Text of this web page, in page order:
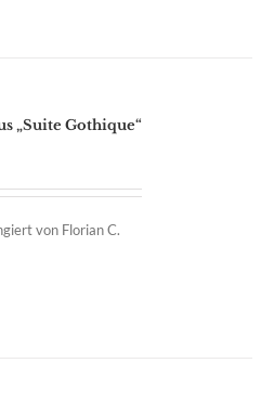
„Suite Gothique“
von Florian C.